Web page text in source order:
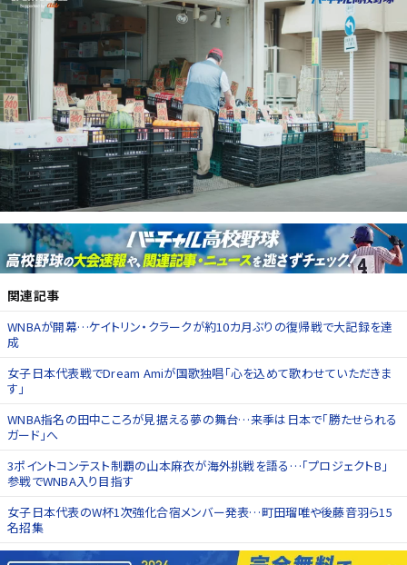
関連記事
WNBAが開幕…ケイトリン・クラークが約10カ月ぶりの復帰戦で大記録を達
成
女子日本代表戦でDream Amiが国歌独唱「心を込めて歌わせていただきま
す」
WNBA指名の田中こころが見据える夢の舞台…来季は日本で「勝たせられる
ガード」へ
3ポイントコンテスト制覇の山本麻衣が海外挑戦を語る…「プロジェクトB」
参戦でWNBA入り目指す
女子日本代表のW杯1次強化合宿メンバー発表…町田瑠唯や後藤音羽ら15
名招集